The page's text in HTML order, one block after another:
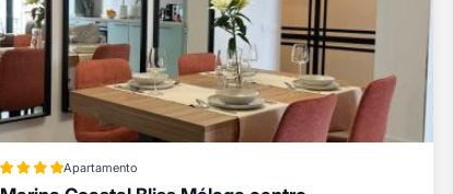
Apartamento